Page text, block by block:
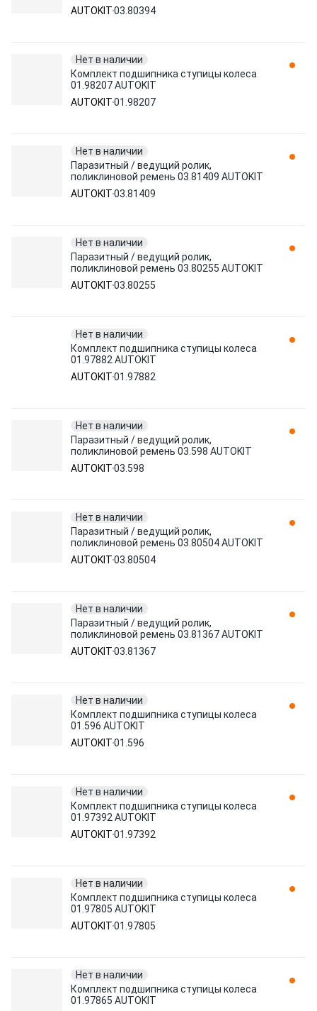
AUTOKIT03.80394
Нет в наличии
Комплект подшипника ступицы колеса
01.98207 AUTOKIT
AUTOKIT01.98207
Нет в наличии
Паразитный / ведущий ролик,
поликлиновой ремень 03.81409 AUTOKIT
AUTOKIT03.81409
Нет в наличии
Паразитный / ведущий ролик,
поликлиновой ремень 03.80255 AUTOKIT
AUTOKIT03.80255
Нет в наличии
Комплект подшипника ступицы колеса
01.97882 AUTOKIT
AUTOKIT01.97882
Нет в наличии
Паразитный / ведущий ролик,
поликлиновой ремень 03.598 AUTOKIT
AUTOKIT03.598
Нет в наличии
Паразитный / ведущий ролик,
поликлиновой ремень 03.80504 AUTOKIT
AUTOKIT03.80504
Нет в наличии
Паразитный / ведущий ролик,
поликлиновой ремень 03.81367 AUTOKIT
AUTOKIT03.81367
Нет в наличии
Комплект подшипника ступицы колеса
01.596 AUTOKIT
AUTOKIT01.596
Нет в наличии
Комплект подшипника ступицы колеса
01.97392 AUTOKIT
AUTOKIT01.97392
Нет в наличии
Комплект подшипника ступицы колеса
01.97805 AUTOKIT
AUTOKIT01.97805
Нет в наличии
Комплект подшипника ступицы колеса
01.97865 AUTOKIT